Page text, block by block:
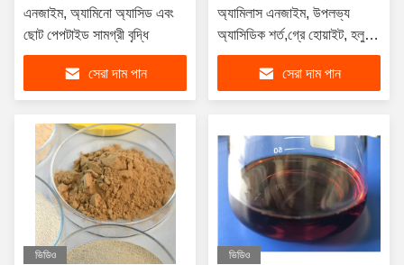
এনজাইম, অ্যামিনো অ্যাসিড এবং
ছোট পেপটাইড সামগ্রী বৃদ্ধি
সেরা দাম পান
অ্যামিলাস এনজাইম, উপলভ্য
অ্যাসিডিক শর্ত,গ্রে হোয়াইট, হলুদ
বাদামী
সেরা দাম পান
ভিডিও ভিডিও